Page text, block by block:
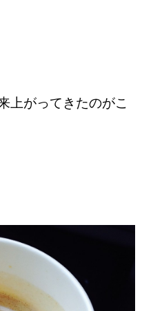
上がってきたのがこ